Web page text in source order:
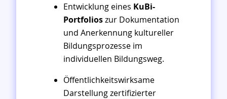
Entwicklung eines KuBi-
Portfolioszur Dokumentation
und Anerkennung kultureller
Bildungsprozesse im
individuellen Bildungsweg.
Öffentlichkeitswirksame
Darstellung zertifizierter